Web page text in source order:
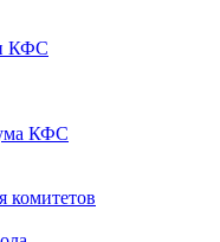
КФС
КФС
комитетов